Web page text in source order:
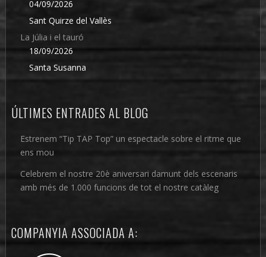
04/09/2026
Sant Quirze del Vallès
La Júlia i el tauró
18/09/2026
Santa Susanna
ÚLTIMES ENTRADES AL BLOG
Estrenem “Tip TAP Top” un espectacle sobre el ritme que
ens mou
Celebrem el nostre 20è aniversari damunt dels escenaris
amb més de 1.000 funcions de tot el nostre catàleg
COMPANYIA ASSOCIADA A: